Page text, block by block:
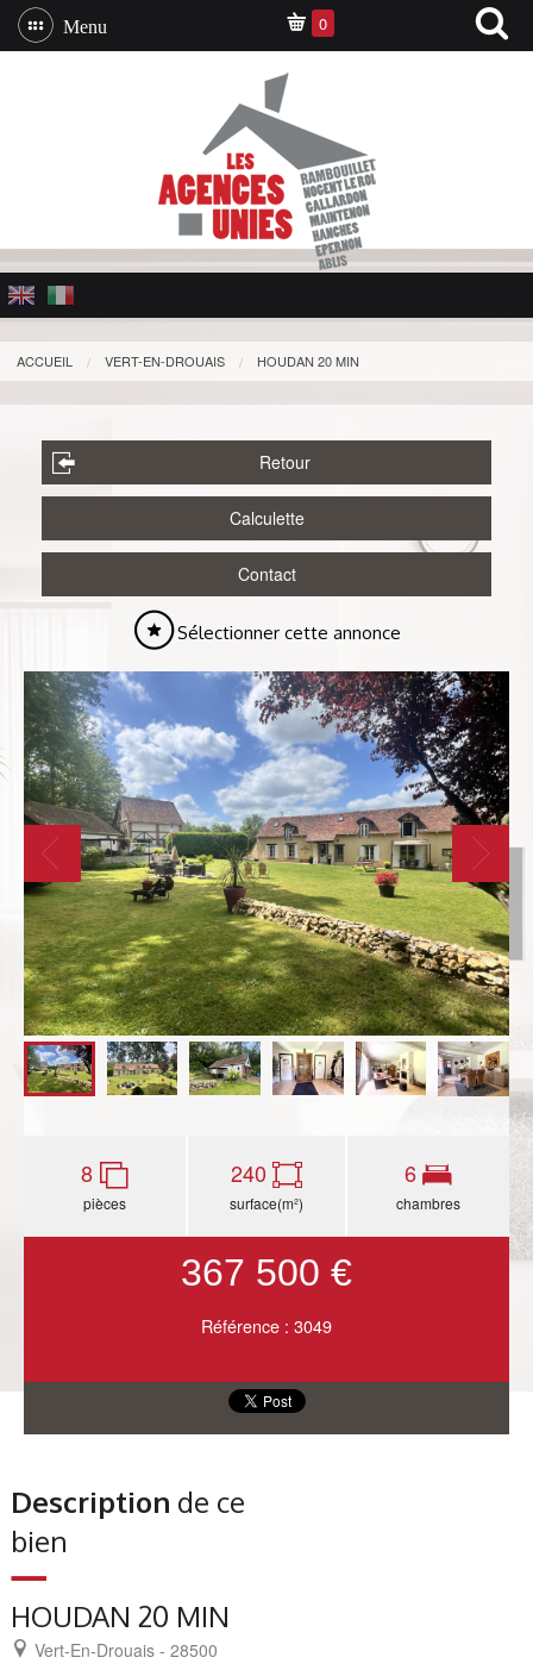
Menu 0
ACCUEIL VERT-EN-DROUAIS HOUDAN 20 MIN
Retour
Calculette
Contact
Sélectionner cette annonce
8
pièces
240
surface(m²)
6
chambres
367 500 €
Référence : 3049
Description de ce
bien
HOUDAN 20 MIN
Vert-En-Drouais - 28500